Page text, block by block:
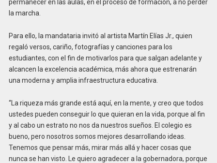
permanecer en las aulas, en el proceso de formación, a no perder
la marcha.
Para ello, la mandataria invitó al artista Martín Elías Jr., quien
regaló versos, cariño, fotografías y canciones para los
estudiantes, con el fin de motivarlos para que salgan adelante y
alcancen la excelencia académica, más ahora que estrenarán
una moderna y amplia infraestructura educativa.
“La riqueza más grande está aquí, en la mente, y creo que todos
ustedes pueden conseguir lo que quieran en la vida, porque al fin
y al cabo un estrato no nos da nuestros sueños. El colegio es
bueno, pero nosotros somos mejores desarrollando ideas.
Tenemos que pensar más, mirar más allá y hacer cosas que
nunca se han visto. Le quiero agradecer a la gobernadora, porque